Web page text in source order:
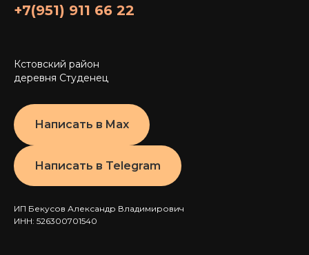
+7(951) 911 66 22
Кстовский район
деревня Студенец
Написать в Max
Написать в Telegram
ИП Бекусов Александр Владимирович
ИНН: 526300701540